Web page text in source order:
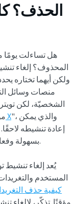
الحذف؟
هل تساءلت يومًا
المحذوف؟ إلغاء
ولكن أيهما تختاره
منصات وسائل
الشخصيّة، لكن تويتر
حذف حسابي X"، والذي يمكن
إعادة تنشيطه
بسهولة وفعالية.
يُعد إلغاء
المستخدم
كيفية حذف
مؤقتًا. تذكّر، لإلغاء